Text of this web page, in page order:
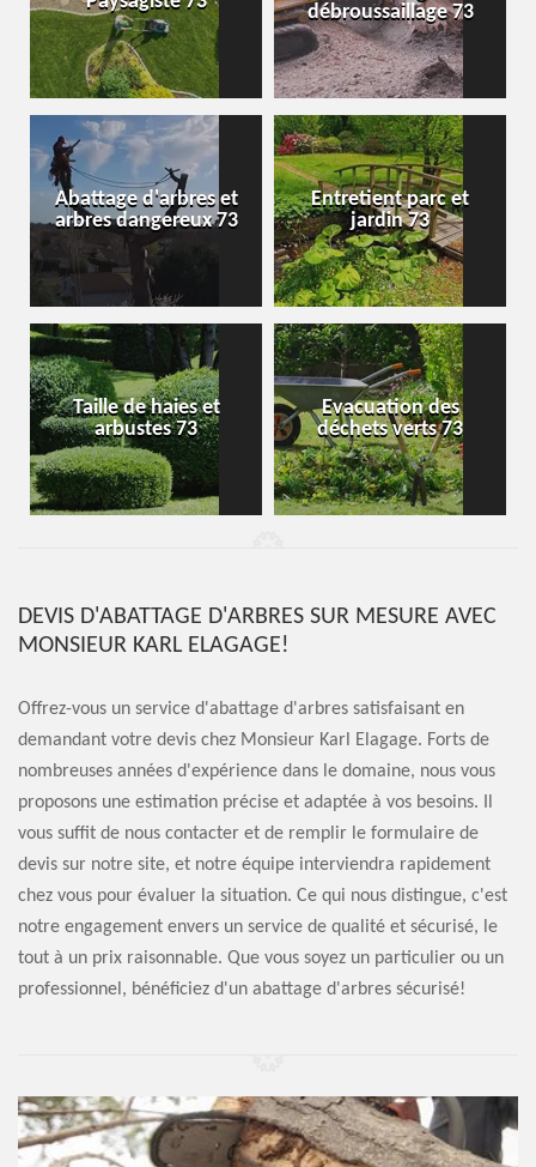
débroussaillage 73
Abattage d'arbres et
arbres dangereux 73
Entretient parc et
jardin 73
Taille de haies et
arbustes 73
Evacuation des
déchets verts 73
DEVIS D'ABATTAGE D'ARBRES SUR MESURE AVEC
MONSIEUR KARL ELAGAGE!
Offrez-vous un service d'abattage d'arbres satisfaisant en
demandant votre devis chez Monsieur Karl Elagage. Forts de
nombreuses années d'expérience dans le domaine, nous vous
proposons une estimation précise et adaptée à vos besoins. Il
vous suffit de nous contacter et de remplir le formulaire de
devis sur notre site, et notre équipe interviendra rapidement
chez vous pour évaluer la situation. Ce qui nous distingue, c'est
notre engagement envers un service de qualité et sécurisé, le
tout à un prix raisonnable. Que vous soyez un particulier ou un
professionnel, bénéficiez d'un abattage d'arbres sécurisé!